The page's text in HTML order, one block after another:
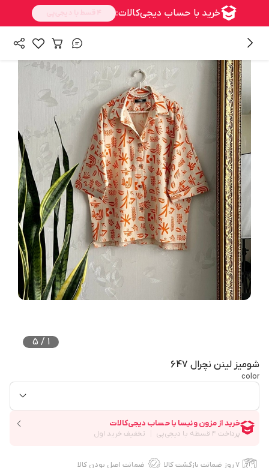
1
/
5
شومیز لینن نچرال 647
color
۷ روز ضمانت بازگشت کالا ضمانت اصل بودن کالا